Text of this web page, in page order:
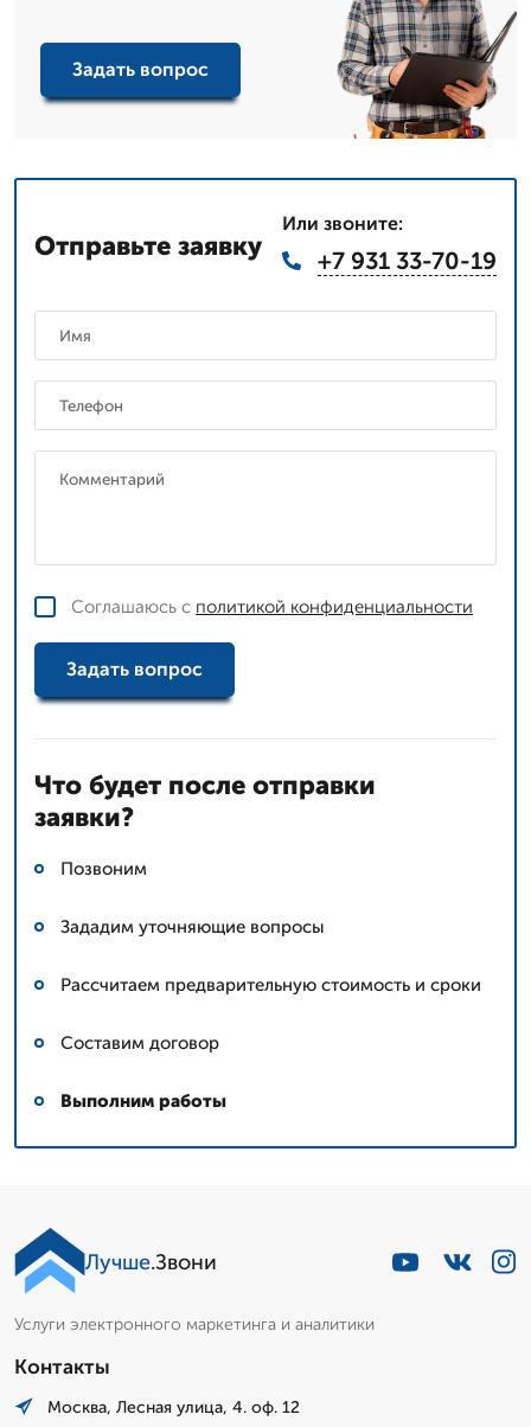
Задать вопрос
Отправьте заявку
Или звоните:
+7 931 33-70-19
Соглашаюсь с политикой конфиденциальности
Задать вопрос
Что будет после отправки
заявки?
Позвоним
Зададим уточняющие вопросы
Рассчитаем предварительную стоимость и сроки
Составим договор
Выполним работы
Лучше.Звони
Услуги электронного маркетинга и аналитики
Контакты
Москва, Лесная улица, 4. оф. 12